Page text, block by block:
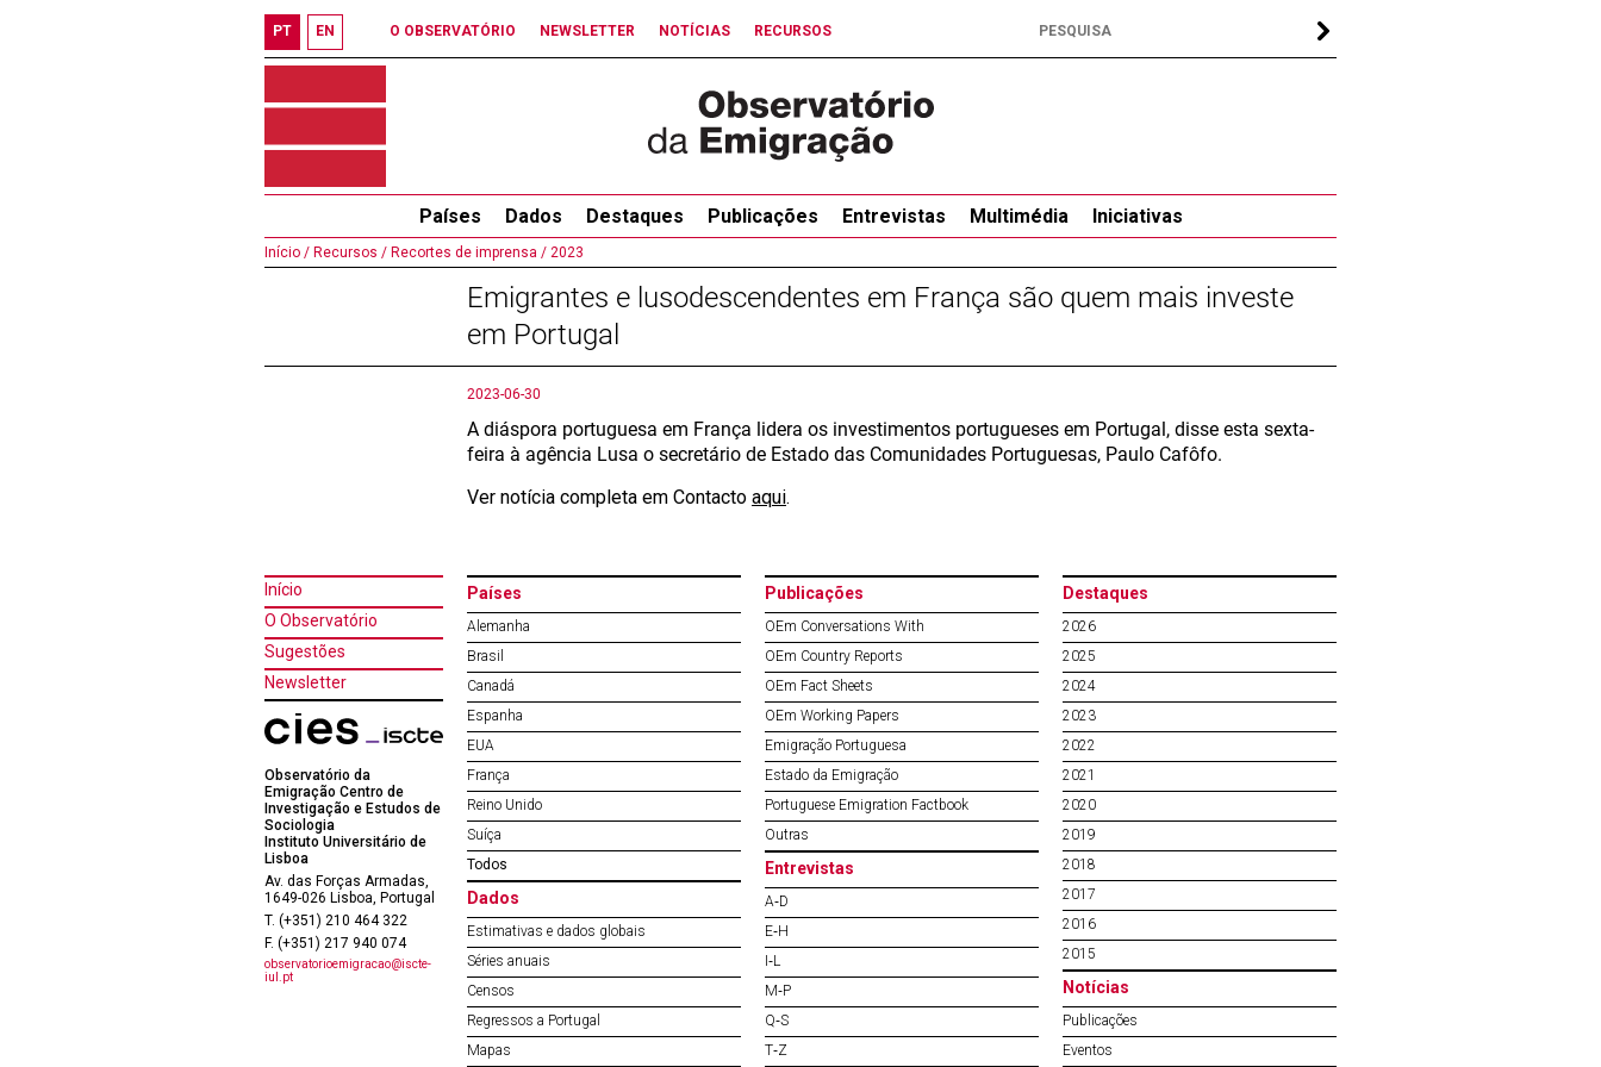
PT EN O OBSERVATÓRIO NEWSLETTER NOTÍCIAS RECURSOS
Países Dados Destaques Publicações Entrevistas Multimédia Iniciativas
Início / Recursos / Recortes de imprensa / 2023
Emigrantes e lusodescendentes em França são quem mais investe
em Portugal
2023-06-30
A diáspora portuguesa em França lidera os investimentos portugueses em Portugal, disse esta sexta-
feira à agência Lusa o secretário de Estado das Comunidades Portuguesas, Paulo Cafôfo.
Ver notícia completa em Contacto aqui.
Início
O Observatório
Sugestões
Newsletter
Observatório da
Emigração Centro de
Investigação e Estudos de
Sociologia
Instituto Universitário de
Lisboa
Av. das Forças Armadas,
1649-026 Lisboa, Portugal
T. (+351) 210 464 322
F. (+351) 217 940 074
observatorioemigracao@iscte-
iul.pt
Países
Alemanha
Brasil
Canadá
Espanha
EUA
França
Reino Unido
Suíça
Todos
Dados
Estimativas e dados globais
Séries anuais
Censos
Regressos a Portugal
Mapas
Publicações
OEm Conversations With
OEm Country Reports
OEm Fact Sheets
OEm Working Papers
Emigração Portuguesa
Estado da Emigração
Portuguese Emigration Factbook
Outras
Entrevistas
A‐D
E‐H
I‐L
M‐P
Q‐S
T‐Z
Destaques
2026
2025
2024
2023
2022
2021
2020
2019
2018
2017
2016
2015
Notícias
Publicações
Eventos